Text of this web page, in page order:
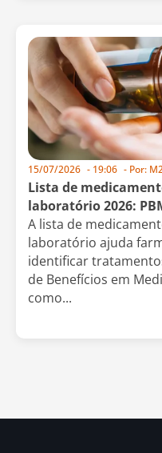
15/07/2026 - 19:06 - Por:
Lista de
laboratório 2026:
A lista de
laboratório ajuda
identificar
de Benefícios em
como...